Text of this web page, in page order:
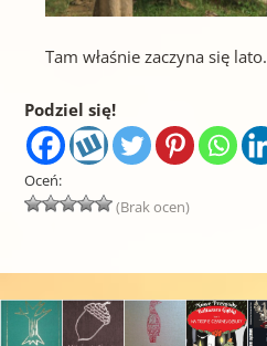
Tam właśnie zaczyna się lato.
Podziel się!
Oceń:
(Brak ocen)